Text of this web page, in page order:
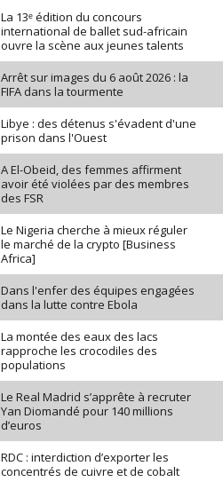
La 13ᵉ édition du concours
international de ballet sud-africain
ouvre la scène aux jeunes talents
Arrêt sur images du 6 août 2026 : la
FIFA dans la tourmente
Libye : des détenus s'évadent d'une
prison dans l'Ouest
A El-Obeid, des femmes affirment
avoir été violées par des membres
des FSR
Le Nigeria cherche à mieux réguler
le marché de la crypto [Business
Africa]
Dans l'enfer des équipes engagées
dans la lutte contre Ebola
La montée des eaux des lacs
rapproche les crocodiles des
populations
Le Real Madrid s’apprête à recruter
Yan Diomandé pour 140 millions
d’euros
RDC : interdiction d’exporter les
concentrés de cuivre et de cobalt